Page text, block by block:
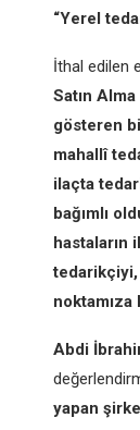
“Yerel
İthal edilen
Satın
gösteren
mahallî
ilaçta
bağımlı
hastaların
tedarikçiyi,
Abdi
yapan